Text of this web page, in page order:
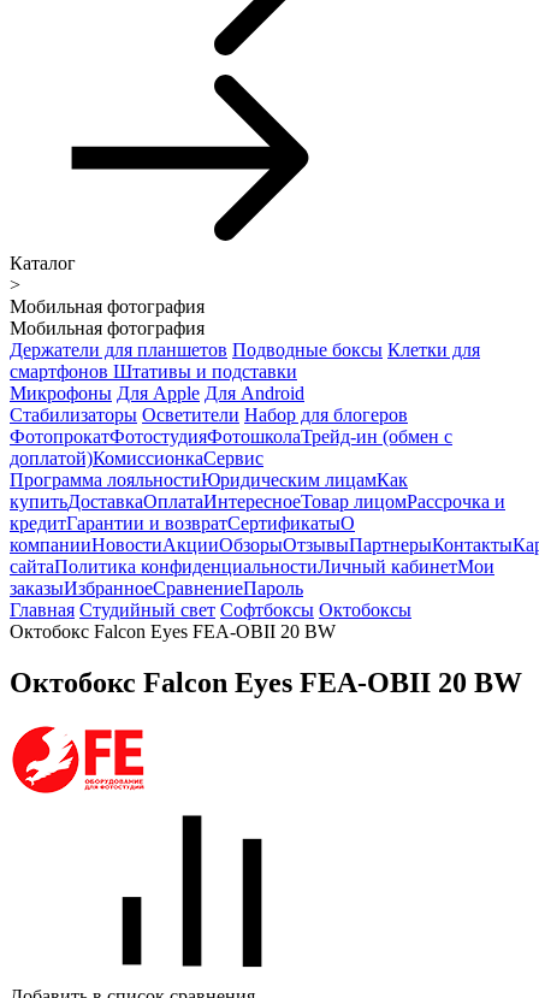
Каталог
>
Мобильная фотография
Мобильная фотография
Держатели для планшетов Подводные боксы Клетки для
смартфонов Штативы и подставки
Микрофоны Для Apple Для Android
Стабилизаторы Осветители Набор для блогеров
ФотопрокатФотостудияФотошколаТрейд-ин (обмен с
доплатой)КомиссионкаСервис
Программа лояльностиЮридическим лицамКак
купитьДоставкаОплатаИнтересноеТовар лицомРассрочка и
кредитГарантии и возвратСертификатыО
компанииНовостиАкцииОбзорыОтзывыПартнерыКонтакты
сайтаПолитика конфиденциальностиЛичный кабинетМои
заказыИзбранноеСравнениеПароль
Главная Студийный свет Софтбоксы Октобоксы
Октобокс Falcon Eyes FEA-OBII 20 BW
Октобокс Falcon Eyes FEA-OBII 20 BW